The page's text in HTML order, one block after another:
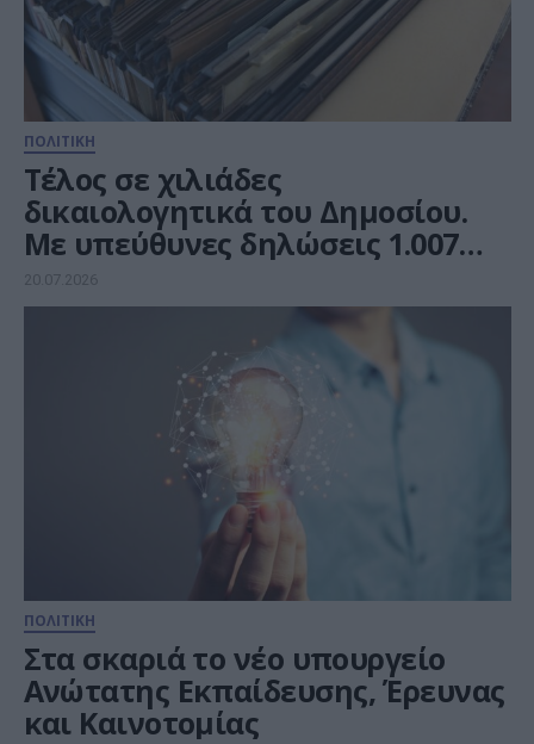
ΠΟΛΙΤΙΚΗ
Τέλος σε χιλιάδες
δικαιολογητικά του Δημοσίου.
Με υπεύθυνες δηλώσεις 1.007
διαδικασίες
20.07.2026
ΠΟΛΙΤΙΚΗ
Στα σκαριά το νέο υπουργείο
Ανώτατης Εκπαίδευσης, Έρευνας
και Καινοτομίας